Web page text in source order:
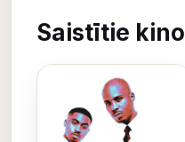
Saistītie kino